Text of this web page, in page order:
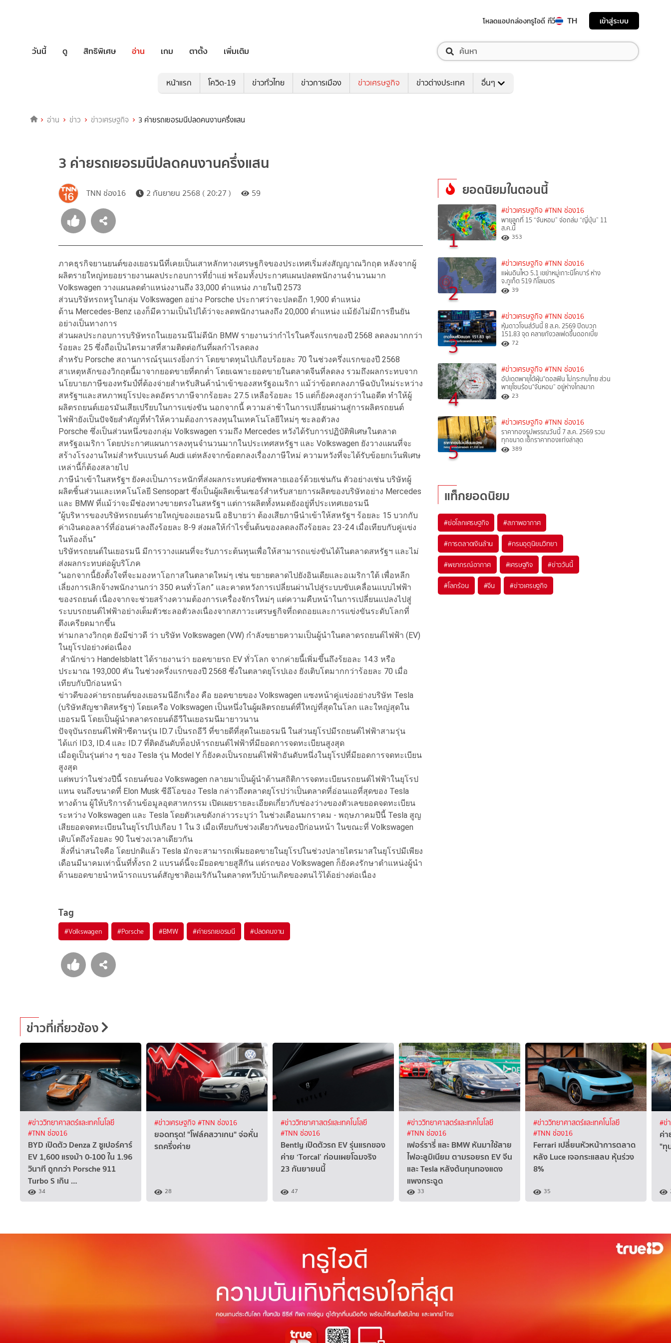
โหลดแอปกล่องทรูไอดี ทีวี TH เข้าสู่ระบบ
วันนี้ ดู สิทธิพิเศษ อ่าน เกม ตาตั้ง เพิ่มเติม
หน้าแรก โควิด-19 ข่าวทั่วไทย ข่าวการเมือง ข่าวเศรษฐกิจ ข่าวต่างประเทศ อื่นๆ
อ่าน ข่าว ข่าวเศรษฐกิจ 3 ค่ายรถเยอรมนีปลดคนงานครึ่งแสน
3 ค่ายรถเยอรมนีปลดคนงานครึ่งแสน
TNN ช่อง16 2 กันยายน 2568 ( 20:27 ) 59
ภาคธุรกิจยานยนต์ของเยอรมนีที่เคยเป็นเสาหลักทางเศรษฐกิจของประเทศเริ่มส่งสัญญาณวิกฤต หลังจากผู้
ผลิตรายใหญ่ทยอยรายงานผลประกอบการที่ย่ำแย่ พร้อมทั้งประกาศแผนปลดพนักงานจำนวนมาก
Volkswagen วางแผนลดตำแหน่งงานถึง 33,000 ตำแหน่ง ภายในปี 2573
ส่วนบริษัทรถหรูในกลุ่ม Volkswagen อย่าง Porsche ประกาศว่าจะปลดอีก 1,900 ตำแหน่ง
ด้าน Mercedes-Benz เองก็มีความเป็นไปได้ว่าจะลดพนักงานลงถึง 20,000 ตำแหน่ง แม้ยังไม่มีการยืนยัน
อย่างเป็นทางการ
ส่วนผลประกอบการบริษัทรถในเยอรมนีไม่ดีนัก BMW รายงานว่ากำไรในครึ่งแรกของปี 2568 ลดลงมากกว่า
ร้อยละ 25 ซึ่งถือเป็นไตรมาสที่สามติดต่อกันที่ผลกำไรลดลง
สำหรับ Porsche สถานการณ์รุนแรงยิ่งกว่า โดยขาดทุนไปเกือบร้อยละ 70 ในช่วงครึ่งแรกของปี 2568
สาเหตุหลักของวิกฤตนี้มาจากยอดขายที่ตกต่ำ โดยเฉพาะยอดขายในตลาดจีนที่ลดลง รวมถึงผลกระทบจาก
นโยบายภาษีของทรัมป์ที่ต้องจ่ายสำหรับสินค้านำเข้าของสหรัฐอเมริกา แม้ว่าข้อตกลงภาษีฉบับใหม่ระหว่าง
สหรัฐฯและสหภาพยุโรปจะลดอัตราภาษีจากร้อยละ 27.5 เหลือร้อยละ 15 แต่ก็ยังคงสูงกว่าในอดีต ทำให้ผู้
ผลิตรถยนต์เยอรมันเสียเปรียบในการแข่งขัน นอกจากนี้ ความล่าช้าในการเปลี่ยนผ่านสู่การผลิตรถยนต์
ไฟฟ้ายังเป็นปัจจัยสำคัญที่ทำให้ความต้องการลงทุนในเทคโนโลยีใหม่ๆ ชะลอตัวลง
Porsche ซึ่งเป็นส่วนหนึ่งของกลุ่ม Volkswagen รวมถึง Mercedes หวังได้รับการปฏิบัติพิเศษในตลาด
สหรัฐอเมริกา โดยประกาศแผนการลงทุนจำนวนมากในประเทศสหรัฐฯ และ Volkswagen ยังวางแผนที่จะ
สร้างโรงงานใหม่สำหรับแบรนด์ Audi แต่หลังจากข้อตกลงเรื่องภาษีใหม่ ความหวังที่จะได้รับข้อยกเว้นพิเศษ
เหล่านี้ก็ต้องสลายไป
ภาษีนำเข้าในสหรัฐฯ ยังคงเป็นภาระหนักที่ส่งผลกระทบต่อซัพพลายเออร์ด้วยเช่นกัน ตัวอย่างเช่น บริษัทผู้
ผลิตชิ้นส่วนและเทคโนโลยี Sensopart ซึ่งเป็นผู้ผลิตเซ็นเซอร์สำหรับสายการผลิตของบริษัทอย่าง Mercedes
และ BMW ที่แม้ว่าจะมีช่องทางขายตรงในสหรัฐฯ แต่การผลิตทั้งหมดยังอยู่ที่ประเทศเยอรมนี
“ผู้บริหารของบริษัทรถยนต์รายใหญ่ของเยอรมนี อธิบายว่า ต้องเสียภาษีนำเข้าให้สหรัฐฯ ร้อยละ 15 บวกกับ
ค่าเงินดอลลาร์ที่อ่อนค่าลงถึงร้อยละ 8-9 ส่งผลให้กำไรขั้นต้นของลดลงถึงร้อยละ 23-24 เมื่อเทียบกับคู่แข่ง
ในท้องถิ่น”
บริษัทรถยนต์ในเยอรมนี มีการวางแผนที่จะรับภาระต้นทุนเพื่อให้สามารถแข่งขันได้ในตลาดสหรัฐฯ และไม่
ส่งผลกระทบต่อผู้บริโภค
“นอกจากนี้ยังตั้งใจที่จะมองหาโอกาสในตลาดใหม่ๆ เช่น ขยายตลาดไปยังอินเดียและอเมริกาใต้ เพื่อหลีก
เลี่ยงการเลิกจ้างพนักงานกว่า 350 คนทั่วโลก” และคาดหวังการเปลี่ยนผ่านไปสู่ระบบขับเคลื่อนแบบไฟฟ้า
ของรถยนต์ เนื่องจากจะช่วยสร้างความต้องการเครื่องจักรใหม่ๆ แต่ความคืบหน้าในการเปลี่ยนแปลงไปสู่
ระบบรถยนต์ไฟฟ้าอย่างเต็มตัวชะลอตัวลงเนื่องจากสภาวะเศรษฐกิจที่ถดถอยและการแข่งขันระดับโลกที่
ตึงเครียดมากขึ้น
ท่ามกลางวิกฤต ยังมีข่าวดี ว่า บริษัท Volkswagen (VW) กำลังขยายความเป็นผู้นำในตลาดรถยนต์ไฟฟ้า (EV)
ในยุโรปอย่างต่อเนื่อง
สำนักข่าว Handelsblatt ได้รายงานว่า ยอดขายรถ EV ทั่วโลก จากค่ายนี้เพิ่มขึ้นถึงร้ยอละ 14.3 หรือ
ประมาณ 193,000 คัน ในช่วงครึ่งแรกของปี 2568 ซึ่งในตลาดยุโรปเอง ยังเติบโตมากกว่าร้อยละ 70 เมื่อ
เทียบกับปีก่อนหน้า
ข่าวดีของค่ายรถยนต์ของเยอรมนีอีกเรื่อง คือ ยอดขายของ Volkswagen แซงหน้าคู่แข่งอย่างบริษัท Tesla
(บริษัทสัญชาติสหรัฐฯ) โดยเครือ Volkswagen เป็นหนึ่งในผู้ผลิตรถยนต์ที่ใหญ่ที่สุดในโลก และใหญ่สุดใน
เยอรมนี โดยเป็นผู้นำตลาดรถยนต์อีวีในเยอรมนีมายาวนาน
ปัจจุบันรถยนต์ไฟฟ้าซีดานรุ่น ID.7 เป็นรถอีวี ที่ขายดีที่สุดในเยอรมนี ในส่วนยุโรปมีรถยนต์ไฟฟ้าสามรุ่น
ได้แก่ ID.3, ID.4 และ ID.7 ที่ติดอันดับท็อปห้ารถยนต์ไฟฟ้าที่มียอดการจดทะเบียนสูงสุด
เมื่อดูเป็นรุ่นต่าง ๆ ของ Tesla รุ่น Model Y ก็ยังคงเป็นรถยนต์ไฟฟ้าอันดับหนึ่งในยุโรปที่มียอดการจดทะเบียน
สูงสุด
แต่พบว่าในช่วงปีนี้ รถยนต์ของ Volkswagen กลายมาเป็นผู้นำด้านสถิติการจดทะเบียนรถยนต์ไฟฟ้าในยุโรป
แทน จนถึงขนาดที่ Elon Musk ซีอีโอของ Tesla กล่าวถึงตลาดยุโรปว่าเป็นตลาดที่อ่อนแอที่สุดของ Tesla
ทางด้าน ผู้ให้บริการด้านข้อมูลอุตสาหกรรม เปิดเผยรายละเอียดเกี่ยวกับช่องว่างของตัวเลขยอดจดทะเบียน
ระหว่าง Volkswagen และ Tesla โดยตัวเลขดังกล่าวระบุว่า ในช่วงเดือนมกราคม - พฤษภาคมปีนี้ Tesla สูญ
เสียยอดจดทะเบียนในยุโรปไปเกือบ 1 ใน 3 เมื่อเทียบกับช่วงเดียวกันของปีก่อนหน้า ในขณะที่ Volkswagen
เติบโตถึงร้อยละ 90 ในช่วงเวลาเดียวกัน
สิ่งที่น่าสนใจคือ โดยปกติแล้ว Tesla มักจะสามารถเพิ่มยอดขายในยุโรปในช่วงปลายไตรมาสในยุโรปมีเพียง
เดือนมีนาคมเท่านั้นที่ทั้งรถ 2 แบรนด์นี้จะมียอดขายสูสีกัน แต่รถของ Volkswagen ก็ยังคงรักษาตำแหน่งผู้นำ
ด้านยอดขายนำหน้ารถแบรนด์สัญชาติอเมริกันในตลาดทวีปบ้านเกิดของตนไว้ได้อย่างต่อเนื่อง
Tag
#Volkswagen #Porsche #BMW #ค่ายรถเยอรมนี #ปลดคนงาน
ยอดนิยมในตอนนี้
1
#ข่าวเศรษฐกิจ #TNN ช่อง16
พายุลูกที่ 15 “จันหอม” จ่อถล่ม “ญี่ปุ่น” 11
ส.ค.นี้
353
2
#ข่าวเศรษฐกิจ #TNN ช่อง16
แผ่นดินไหว 5.1 เขย่าหมู่เกาะนิโคบาร์ ห่าง
จ.ภูเก็ต 519 กิโลเมตร
39
3
#ข่าวเศรษฐกิจ #TNN ช่อง16
หุ้นดาวโจนส์วันนี้ 8 ส.ค. 2569 ปิดบวก
151.83 จุด คลายกังวลเฟดขึ้นดอกเบี้ย
72
4
#ข่าวเศรษฐกิจ #TNN ช่อง16
อัปเดตพายุไต้ฝุ่น"ดอลฟิน ไม่กระทบไทย ส่วน
พายุโซนร้อน"จันหอม” อยู่ห่างไกลมาก
23
5
#ข่าวเศรษฐกิจ #TNN ช่อง16
ราคาทองรูปพรรณวันนี้ 7 ส.ค. 2569 รวม
ทุกขนาด เช็กราคาทองแท่งล่าสุด
389
แท็กยอดนิยม
#ย่อโลกเศรษฐกิจ #สภาพอากาศ
#การตลาดเงินล้าน #กรมอุตุนิยมวิทยา
#พยากรณ์อากาศ #เศรษฐกิจ #ข่าววันนี้
#โลกร้อน #จีน #ข่าวเศรษฐกิจ
ข่าวที่เกี่ยวข้อง
#ข่าววิทยาศาสตร์และเทคโนโลยี
#TNN ช่อง16
BYD เปิดตัว Denza Z ซูเปอร์คาร์
EV 1,600 แรงม้า 0-100 ใน 1.96
วินาที ถูกกว่า Porsche 911
Turbo S เกิน …
34
#ข่าวเศรษฐกิจ #TNN ช่อง16
ยอดทรุด! "โฟล์คสวาเกน" จ่อหั่น
รถครึ่งค่าย
28
#ข่าววิทยาศาสตร์และเทคโนโลยี
#TNN ช่อง16
Bently เปิดตัวรถ EV รุ่นแรกของ
ค่าย ‘Torcal’ ก่อนเผยโฉมจริง
23 กันยายนนี้
47
#ข่าววิทยาศาสตร์และเทคโนโลยี
#TNN ช่อง16
เฟอร์รารี่ และ BMW หันมาใช้สาย
ไฟอะลูมิเนียม ตามรอยรถ EV จีน
และ Tesla หลังต้นทุนทองแดง
แพงกระฉูด
33
#ข่าววิทยาศาสตร์และเทคโนโลยี
#TNN ช่อง16
Ferrari เปลี่ยนหัวหน้าการตลาด
หลัง Luce เจอกระแสลบ หุ้นร่วง
8%
35
#ข่
ค่
"ทุ